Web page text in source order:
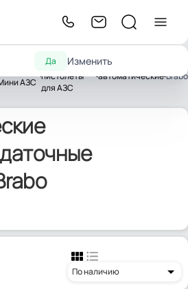
Да Изменить
АЗС
Заправочные
пистолеты
для АЗС
автоматическиеBrabo
По наличию